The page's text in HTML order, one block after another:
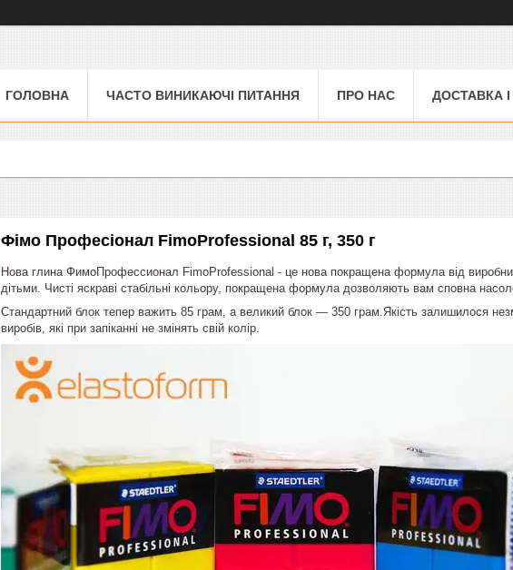
ГОЛОВНА ЧАСТО ВИНИКАЮЧІ ПИТАННЯ ПРО НАС ДОСТАВКА
Фімо Професіонал FimoProfessional 85 г, 350 г
Нова глина ФимоПрофессионал FimoProfessional - це нова покращена формула від
дітьми. Чисті яскраві стабільні кольору, покращена формула дозволяють вам сповна
Стандартний блок тепер важить 85 грам, а великий блок — 350 грам.Якість залишилося
виробів, які при запіканні не змінять свій колір.